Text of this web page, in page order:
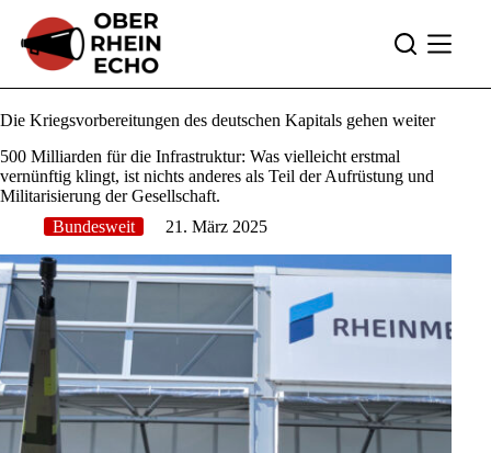
Inhalt
springen
Die Kriegsvorbereitungen des deutschen Kapitals gehen weiter
500 Milliarden für die Infrastruktur: Was vielleicht erstmal
vernünftig klingt, ist nichts anderes als Teil der Aufrüstung und
Militarisierung der Gesellschaft.
Bundesweit
21. März 2025